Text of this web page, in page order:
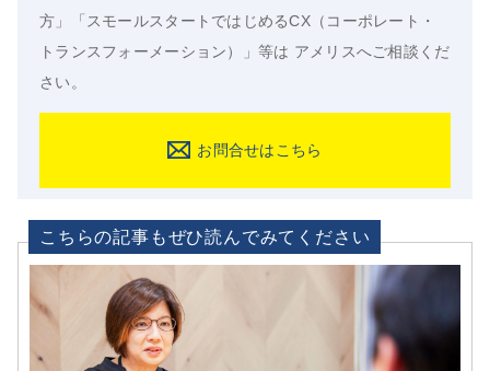
方」「スモールスタートではじめるCX（コーポレート・
トランスフォーメーション）」等は アメリスへご相談くだ
さい。
お問合せはこちら
こちらの記事もぜひ読んでみてください